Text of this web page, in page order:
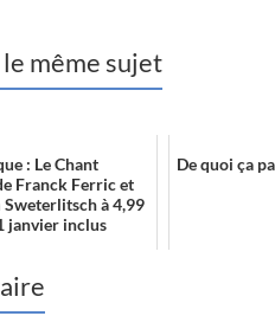
même sujet
: Le Chant
Franck Ferric et
Sweterlitsch à 4,99
janvier inclus
De quoi ça